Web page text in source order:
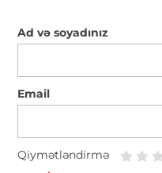
Ad və soyadınız
Email
Qiymətləndirmə